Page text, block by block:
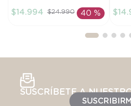
AÑADIR AL
$14.994 $24.990 40 % $14.
SUSCRÍBETE A